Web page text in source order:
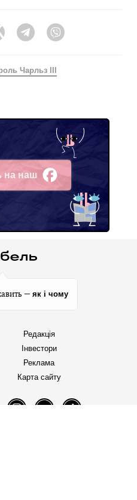
Twitter TelegramViber
Чарльз III
на наш
— як і чому
Редакція
Інвестори
Реклама
Карта сайту